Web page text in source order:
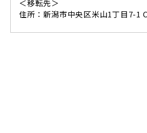
＜移転先＞
住所：新潟市中央区米山1丁目7-1